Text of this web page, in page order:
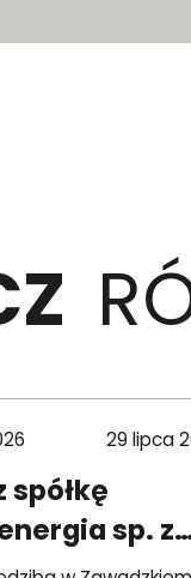
29 lipca
spółkę
sp. z
na